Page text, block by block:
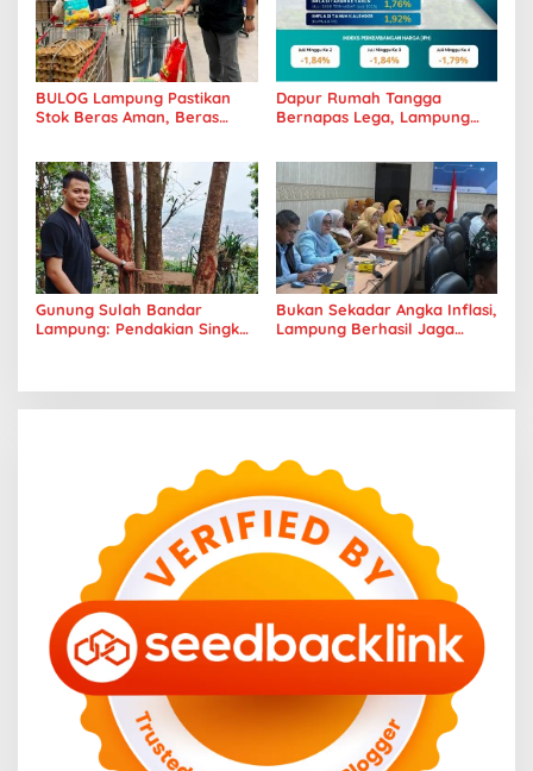
BULOG Lampung Pastikan
Stok Beras Aman, Beras
Dapur Rumah Tangga
Bernapas Lega, Lampung
Gunung Sulah Bandar
Lampung: Pendakian Singkat
Bukan Sekadar Angka Inflasi,
Lampung Berhasil Jaga